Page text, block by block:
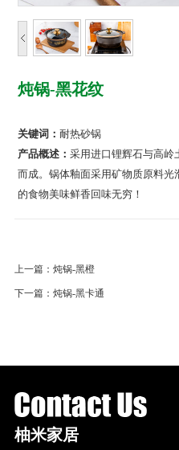
炖锅-黑花纹
关键词：耐热砂锅
产品概述：采用进口锂辉石与高岭
而成。锅体釉面采用矿物质原料
的食物美味鲜香回味无穷！
上一篇： 炖锅-黑橙
下一篇： 炖锅-黑卡通
柚米家居